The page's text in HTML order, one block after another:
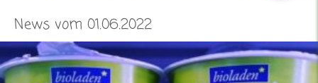
News vom 01.06.2022